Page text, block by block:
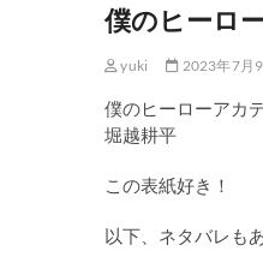
僕のヒーロ
yuki 2023年7月
僕のヒーローアカ
堀越耕平
この表紙好き！
以下、ネタバレも